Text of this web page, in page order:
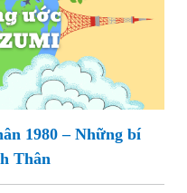
1980 – Những bí
Thân